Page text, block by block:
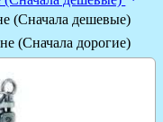
(Сначала дешевые)
(Сначала дорогие)